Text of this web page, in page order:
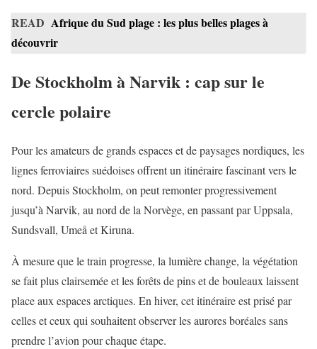
READ Afrique du Sud plage : les plus belles plages à
découvrir
De Stockholm à Narvik : cap sur le
cercle polaire
Pour les amateurs de grands espaces et de paysages nordiques, les
lignes ferroviaires suédoises offrent un itinéraire fascinant vers le
nord. Depuis Stockholm, on peut remonter progressivement
jusqu’à Narvik, au nord de la Norvège, en passant par Uppsala,
Sundsvall, Umeå et Kiruna.
À mesure que le train progresse, la lumière change, la végétation
se fait plus clairsemée et les forêts de pins et de bouleaux laissent
place aux espaces arctiques. En hiver, cet itinéraire est prisé par
celles et ceux qui souhaitent observer les aurores boréales sans
prendre l’avion pour chaque étape.